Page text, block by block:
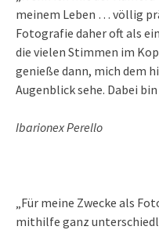
meinem Leben … völlig
Fotografie daher oft als
die vielen Stimmen im
genieße dann, mich dem
Augenblick sehe. Dabei
Ibarionex Perello
„Für meine Zwecke als
mithilfe ganz